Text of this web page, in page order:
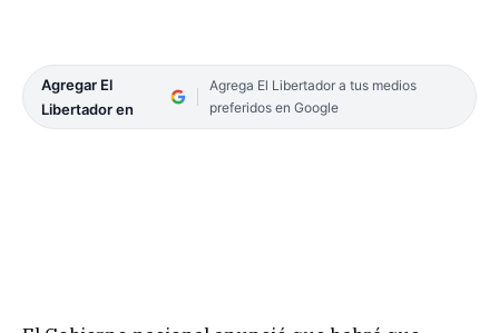
Agregar El
Libertador en
Agrega El Libertador a tus medios
preferidos en Google